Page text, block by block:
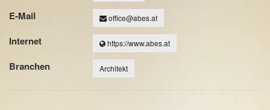
E-Mail office@abes.at
Internet https://www.abes.at
Branchen Architekt